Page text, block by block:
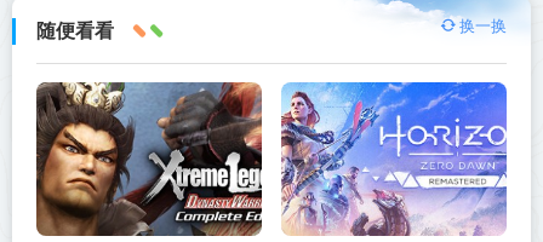
随便看看 换一换